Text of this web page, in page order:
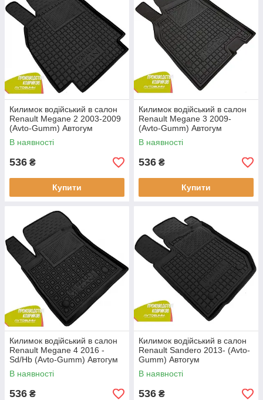
Килимок водійський в салон
Renault Megane 2 2003-2009
(Avto-Gumm) Автогум
В наявності
536 ₴
Купити
Килимок водійський в салон
Renault Megane 3 2009-
(Avto-Gumm) Автогум
В наявності
536 ₴
Купити
Килимок водійський в салон
Renault Megane 4 2016 -
Sd/Hb (Avto-Gumm) Автогум
В наявності
536 ₴
Килимок водійський в салон
Renault Sandero 2013- (Avto-
Gumm) Автогум
В наявності
536 ₴